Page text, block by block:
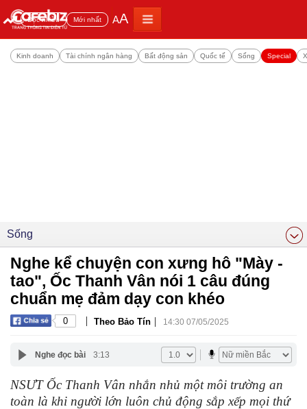
Đọc nhiều Mới nhất AA
Kinh doanh Tài chính ngân hàng Bất động sản Quốc tế Sống Special
Sống
Nghe kể chuyện con xưng hô "Mày -
tao", Ốc Thanh Vân nói 1 câu đúng
chuẩn mẹ đảm dạy con khéo
0 | Theo Bảo Tín | 14:30 07/05/2025
Nghe đọc bài 3:13
NSƯT Ốc Thanh Vân nhắn nhủ một môi trường an
toàn là khi người lớn luôn chủ động sắp xếp mọi thứ